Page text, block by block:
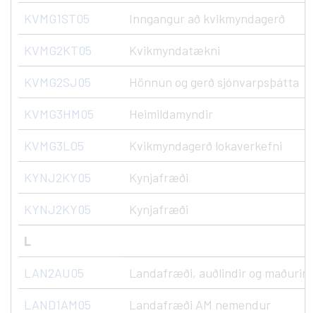
KVMG1ST05 Inngangur að kvikmyndagerð
KVMG2KT05 Kvikmyndatækni
KVMG2SJ05 Hönnun og gerð sjónvarpsþátta
KVMG3HM05 Heimildamyndir
KVMG3LO5 Kvikmyndagerð lokaverkefni
KYNJ2KY05 Kynjafræði
KYNJ2KY05 Kynjafræði
L
LAN2AU05 Landafræði, auðlindir og maðurinn
LAND1AM05 Landafræði AM nemendur